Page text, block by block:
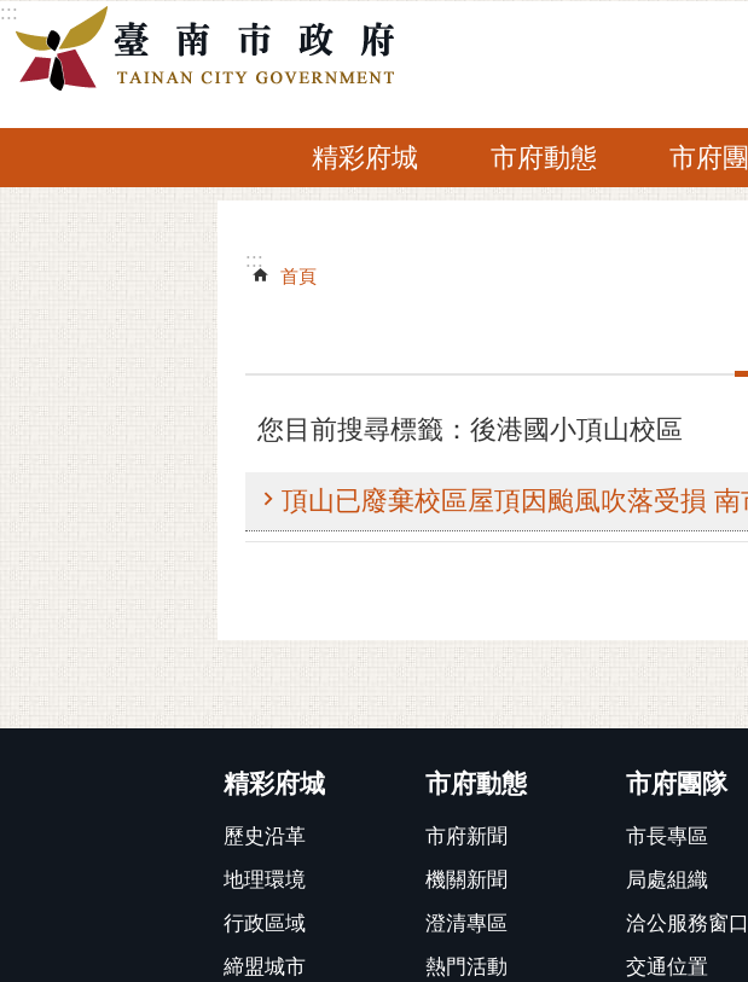
跳到主要內容區塊
:::
精彩府城 市府動態 市府
:::
:::
首頁
您目前搜尋標籤：後港國小頂山校區
頂山已廢棄校區屋頂因颱風吹落受損
精彩府城
歷史沿革
地理環境
行政區域
締盟城市
市府動態
市府新聞
機關新聞
澄清專區
熱門活動
市府團隊
市長專區
局處組織
洽公服務窗口
交通位置